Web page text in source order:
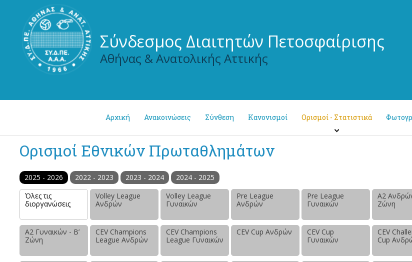
Σύνδεσμος Διαιτητών Πετοσφαίρισης
Αθήνας & Ανατολικής Αττικής
Αρχική Ανακοινώσεις Σύνθεση Κανονισμοί Ορισμοί - Στατιστικά
Ορισμοί Εθνικών Πρωταθλημάτων
2025 - 2026 2022 - 2023 2023 - 2024
2024 - 2025
Όλες τις
διοργανώσεις
Volley League
Ανδρών
Volley League
Γυναικών
Pre League
Ανδρών
Pre League
Γυναικών
Α2
Ζώνη
Α2 Γυναικών - Β’
Ζώνη
CEV Champions
League Ανδρών
CEV Champions
League Γυναικών
CEV Cup Ανδρών
CEV Cup
Γυναικών
CEV
Cup